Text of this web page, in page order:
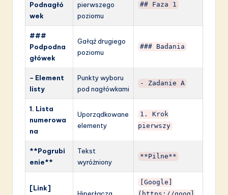
Podnagłó
wek
pierwszego
poziomu
## Faza 1
###
Podpodna
główek
Gałąź drugiego
poziomu
### Badania
– Element
listy
Punkty wyboru
pod nagłówkami
- Zadanie A
1. Lista
numerowa
na
Uporządkowane
elementy
1. Krok
pierwszy
**Pogrubi
enie**
Tekst
wyróżniony
**Pilne**
[Link]
[Google]